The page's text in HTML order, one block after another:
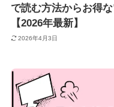
で読む方法からお得
【2026年最新】
2026年4月3日